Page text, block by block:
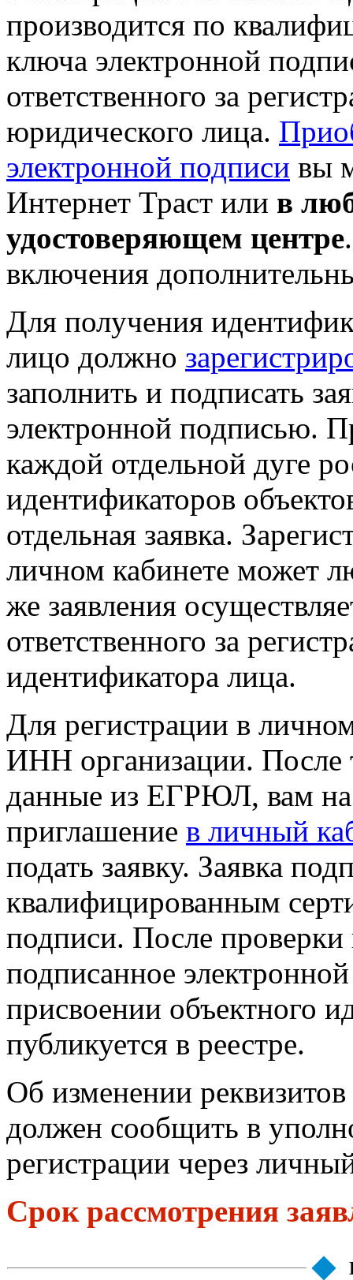
производится по
ключа электронной
ответственного за
юридического лица.
электронной подписи вы
Интернет Траст или в
удостоверяющем центре
включения
Для получения
лицо должно
заполнить и подписать
электронной подписью.
каждой отдельной дуге
идентификаторов
отдельная заявка.
личном кабинете может
же заявления
ответственного за
идентификатора лица.
Для регистрации в
ИНН организации. После
данные из ЕГРЮЛ, вам на
приглашение в личный
подать заявку. Заявка
квалифицированным
подписи. После проверки
подписанное
присвоении объектного
публикуется в реестре.
Об изменении
должен сообщить в
регистрации через
Срок рассмотрения